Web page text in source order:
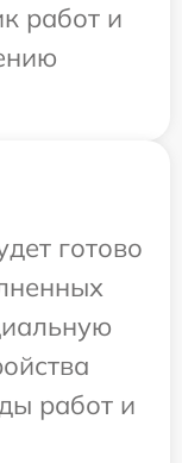
работ и
готово
работ и